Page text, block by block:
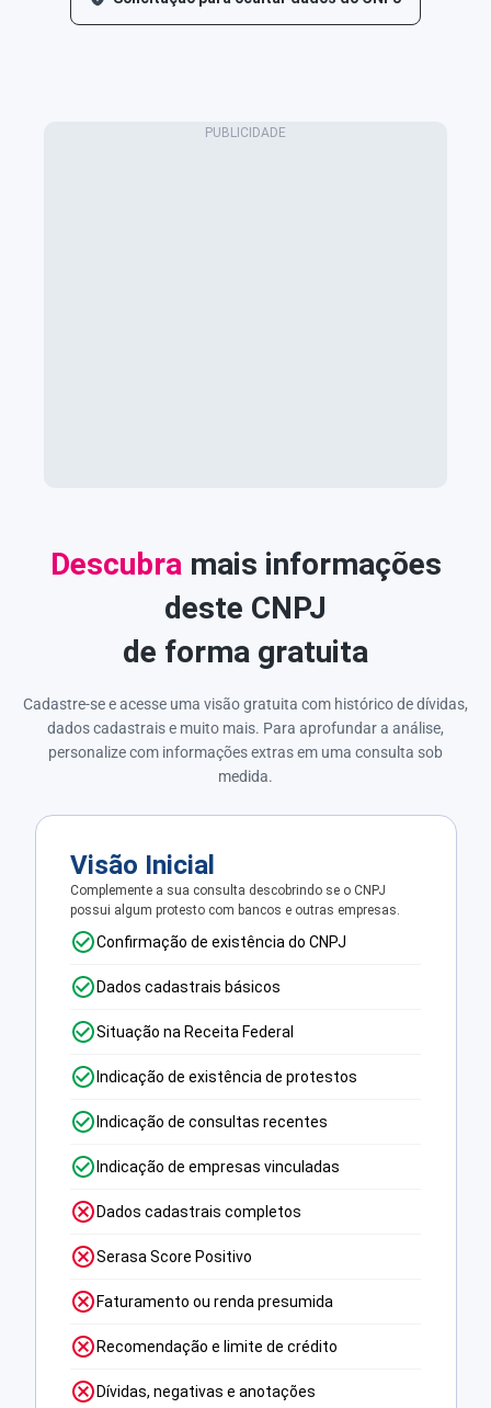
Descubra mais informações
deste CNPJ
de forma gratuita
Cadastre-se e acesse uma visão gratuita com histórico de dívidas,
dados cadastrais e muito mais. Para aprofundar a análise,
personalize com informações extras em uma consulta sob
medida.
Visão Inicial
Complemente a sua consulta descobrindo se o CNPJ
possui algum protesto com bancos e outras empresas.
Confirmação de existência do CNPJ
Dados cadastrais básicos
Situação na Receita Federal
Indicação de existência de protestos
Indicação de consultas recentes
Indicação de empresas vinculadas
Dados cadastrais completos
Serasa Score Positivo
Faturamento ou renda presumida
Recomendação e limite de crédito
Dívidas, negativas e anotações